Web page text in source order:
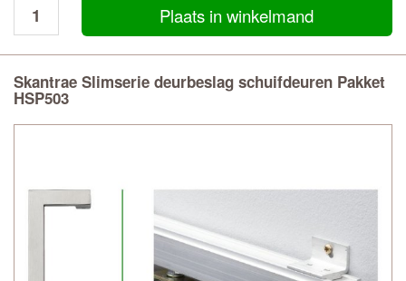
Plaats in winkelmand
Skantrae Slimserie deurbeslag schuifdeuren Pakket
HSP503